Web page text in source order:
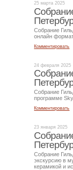
25 марта 2025
Собрание
онлайн
Комментировать
24 февраля 2025
Собрание
программе
Комментировать
23 января 2025
Собрание
экскурсию в
керамикой и